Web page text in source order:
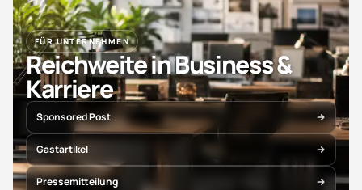
FÜR UNTERNEHMEN
Reichweite in Business &
Karriere
Sponsored Post
Gastartikel
Pressemitteilung